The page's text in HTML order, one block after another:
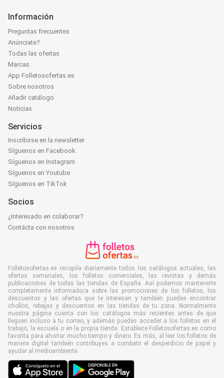
Información
Preguntas frecuentes
Anúnciate?
Todas las ofertas
Marcas
App Folletosofertas.es
Sobre nosotros
Añadir catálogo
Noticias
Servicios
Inscribirse en la newsletter
Síguenos en Facebook
Síguenos en Instagram
Síguenos en Youtube
Síguenos en TikTok
Socios
¿Interesado en colaborar?
Contácta con nosotros
Folletosofertas.es recopila diariamente todos los catálogos actuales, las
ofertas semanales, los folletos comerciales, las revistas y demás
publicaciones de todas las tiendas de España. Así podemos mantenerte
completamente informado/a sobre las promociones de los folletos, los
descuentos y las ofertas que te interesan y también puedes encontrar
chollos, rebajas y descuentos en las tiendas de tu zona. Normalmente
nuestra página cuenta con los catálogos más recientes antes de que
lleguen incluso a tu correo, y además puedes acceder a los folletos en el
trabajo, la escuela o en la propia tienda. Establece Folletosofertas.es como
favorita para ahorrar mucho tiempo y dinero. Es más, al leer los folletos de
manera digital también contribuyes a combatir el desperdicio de papel y
ayudar al medioambiente.